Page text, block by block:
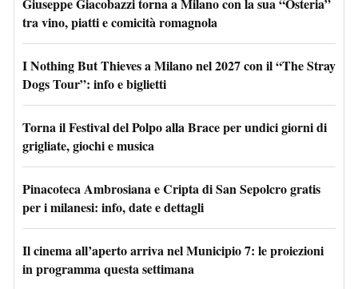
tra vino, piatti e comicità romagnola
I Nothing But Thieves a Milano nel 2027 con il “The Stray
Dogs Tour”: info e biglietti
Torna il Festival del Polpo alla Brace per undici giorni di
grigliate, giochi e musica
Pinacoteca Ambrosiana e Cripta di San Sepolcro gratis
per i milanesi: info, date e dettagli
Il cinema all’aperto arriva nel Municipio 7: le proiezioni
in programma questa settimana